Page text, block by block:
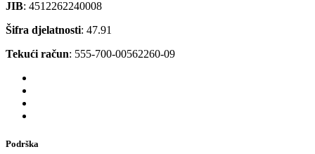
JIB: 4512262240008
Šifra djelatnosti: 47.91
Tekući račun: 555-700-00562260-09
Podrška